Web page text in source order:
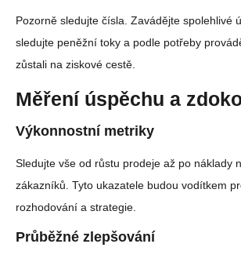
Pozorně sledujte čísla. Zavádějte spolehlivé
sledujte peněžní toky a podle potřeby
zůstali na ziskové cestě.
Měření úspěchu a
Výkonnostní metriky
Sledujte vše od růstu prodeje až po náklady
zákazníků. Tyto ukazatele budou vodítkem
rozhodování a strategie.
Průběžné zlepšování